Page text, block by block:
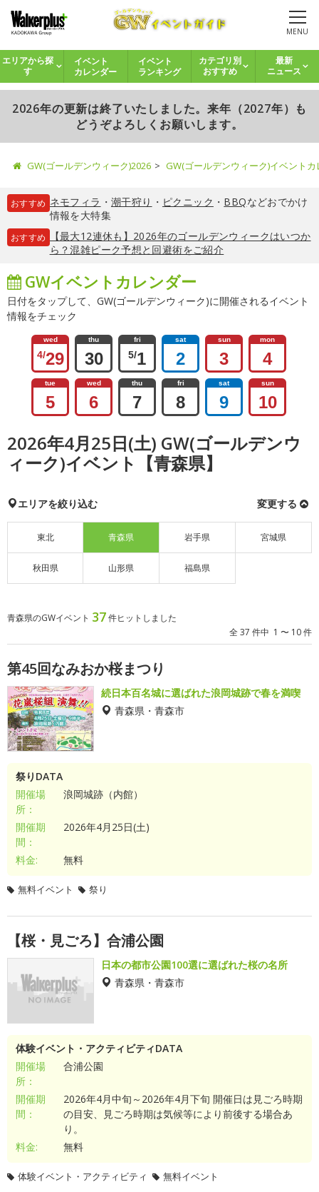
MENU
エリアから探
す
イベント
カレンダー
イベント
ランキング
カテゴリ別
おすすめ
最新
ニュース
2026年の更新は終了いたしました。来年（2027年）も
どうぞよろしくお願いします。
GW(ゴールデンウィーク)2026 GW(ゴールデンウィーク)イベント
おすすめ ネモフィラ ・ 潮干狩り ・ ピクニック ・ BBQなどおでかけ
情報を大特集
おすすめ
【最大12連休も】2026年のゴールデンウィークはいつか
ら？混雑ピーク予想と回避術をご紹介
GWイベントカレンダー
日付をタップして、GW(ゴールデンウィーク)に開催されるイベント
情報をチェック
wed
4/29
thu
30
fri
5/1
sat
2
sun
3
mon
4
tue
5
wed
6
thu
7
fri
8
sat
9
sun
10
2026年4月25日(土) GW(ゴールデンウ
ィーク)イベント【青森県】
エリアを絞り込む 変更する
東北 青森県 岩手県 宮城県
秋田県 山形県 福島県
青森県のGWイベント 37件ヒットしました
全 37 件中 1 〜 10 件
第45回なみおか桜まつり
続日本百名城に選ばれた浪岡城跡で春を満喫
青森県・青森市
祭りDATA
開催場
所：
浪岡城跡（内館）
開催期
間：
2026年4月25日(土)
料金: 無料
無料イベント 祭り
【桜・見ごろ】合浦公園
日本の都市公園100選に選ばれた桜の名所
青森県・青森市
体験イベント・アクティビティDATA
開催場
所：
合浦公園
開催期
間：
2026年4月中旬～2026年4月下旬 開催日は見ごろ時期
の目安、見ごろ時期は気候等により前後する場合あ
り。
料金:
無料
体験イベント・アクティビティ 無料イベント